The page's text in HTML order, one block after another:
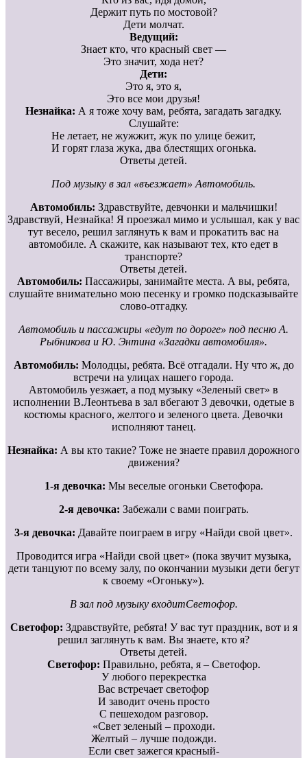
Держит путь по мостовой?
Дети молчат.
Ведущий:
Знает кто, что красный свет —
Это значит, хода нет?
Дети:
Это я, это я,
Это все мои друзья!
Незнайка: А я тоже хочу вам, ребята, загадать загадку.
Слушайте:
Не летает, не жужжит, жук по улице бежит,
И горят глаза жука, два блестящих огонька.
Ответы детей.
Под музыку в зал «въезжает» Автомобиль.
Автомобиль: Здравствуйте, девчонки и мальчишки!
Здравствуй, Незнайка! Я проезжал мимо и услышал, как у вас
тут весело, решил заглянуть к вам и прокатить вас на
автомобиле. А скажите, как называют тех, кто едет в
транспорте?
Ответы детей.
Автомобиль: Пассажиры, занимайте места. А вы, ребята,
слушайте внимательно мою песенку и громко подсказывайте
слово-отгадку.
Автомобиль и пассажиры «едут по дороге» под песню А.
Рыбникова и Ю. Энтина «Загадки автомобиля».
Автомобиль: Молодцы, ребята. Всё отгадали. Ну что ж, до
встречи на улицах нашего города.
Автомобиль уезжает, а под музыку «Зеленый свет» в
исполнении В.Леонтьева в зал вбегают 3 девочки, одетые в
костюмы красного, желтого и зеленого цвета. Девочки
исполняют танец.
Незнайка: А вы кто такие? Тоже не знаете правил дорожного
движения?
1-я девочка: Мы веселые огоньки Светофора.
2-я девочка: Забежали с вами поиграть.
3-я девочка: Давайте поиграем в игру «Найди свой цвет».
Проводится игра «Найди свой цвет» (пока звучит музыка,
дети танцуют по всему залу, по окончании музыки дети бегут
к своему «Огоньку»).
В зал под музыку входитСветофор.
Светофор: Здравствуйте, ребята! У вас тут праздник, вот и я
решил заглянуть к вам. Вы знаете, кто я?
Ответы детей.
Светофор: Правильно, ребята, я – Светофор.
У любого перекрестка
Вас встречает светофор
И заводит очень просто
С пешеходом разговор.
«Свет зеленый – проходи.
Желтый – лучше подожди.
Если свет зажегся красный-